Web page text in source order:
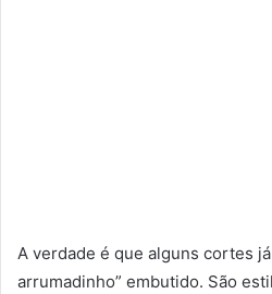
A verdade é que alguns cortes
arrumadinho” embutido. São